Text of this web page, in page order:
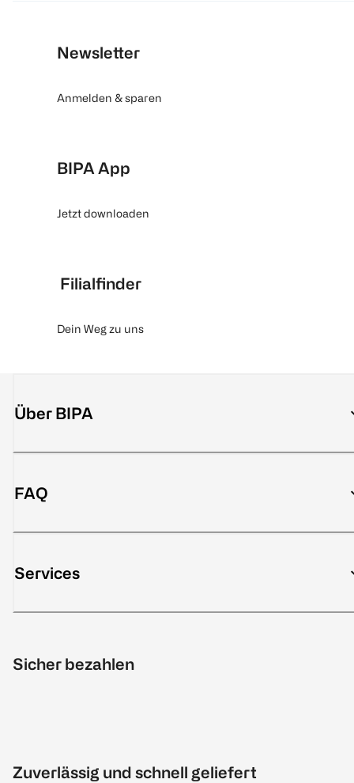
Newsletter
Anmelden & sparen
BIPA App
Jetzt downloaden
Filialfinder
Dein Weg zu uns
Über BIPA
FAQ
Services
Sicher bezahlen
Zuverlässig und schnell geliefert